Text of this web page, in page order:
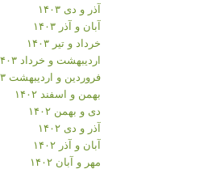
آذر و دی ۱۴۰۳
آبان و آذر ۱۴۰۳
خرداد و تیر ۱۴۰۳
اردیبهشت و خرداد ۱۴۰۳
فروردین و اردیبهشت ۱۴۰۳
بهمن و اسفند ۱۴۰۲
دی و بهمن ۱۴۰۲
آذر و دی ۱۴۰۲
آبان و آذر ۱۴۰۲
مهر و آبان ۱۴۰۲